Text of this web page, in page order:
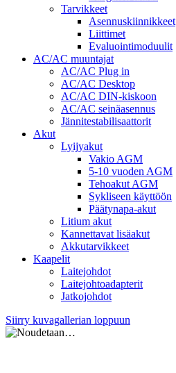
Tarvikkeet
Asennuskiinnikkeet
Liittimet
Evaluointimoduulit
AC/AC muuntajat
AC/AC Plug in
AC/AC Desktop
AC/AC DIN-kiskoon
AC/AC seinäasennus
Jännitestabilisaattorit
Akut
Lyijyakut
Vakio AGM
5-10 vuoden AGM
Tehoakut AGM
Sykliseen käyttöön
Päätynapa-akut
Litium akut
Kannettavat lisäakut
Akkutarvikkeet
Kaapelit
Laitejohdot
Laitejohtoadapterit
Jatkojohdot
Siirry kuvagallerian loppuun